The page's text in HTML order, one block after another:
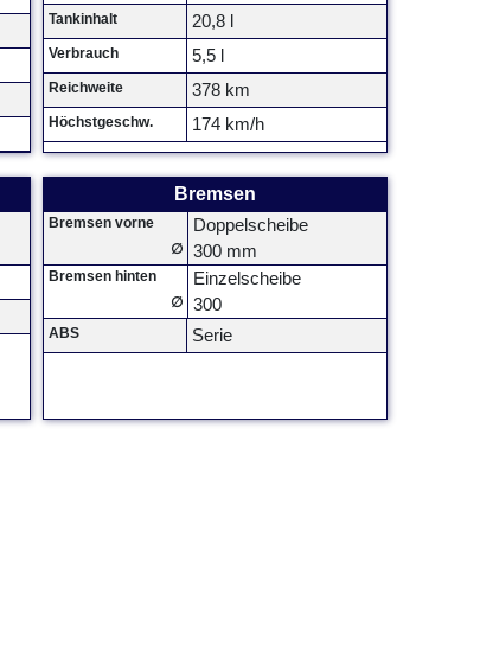
Tankinhalt
20,8 l
Verbrauch 5,5 l
Reichweite 378 km
Höchstgeschw. 174 km/h
Bremsen
Bremsen vorne Doppelscheibe
∅ 300 mm
Bremsen hinten Einzelscheibe
∅ 300
ABS Serie